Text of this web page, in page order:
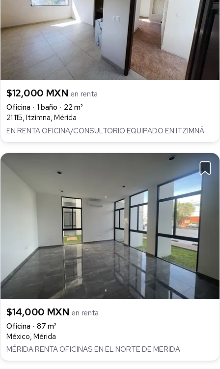
$12,000 MXN en renta
Oficina
1 baño
22 m²
21 115, Itzimna, Mérida
EN RENTA OFICINA/CONSULTORIO EQUIPADO EN ITZIMNÁ
$14,000 MXN en renta
Oficina
87 m²
México, Mérida
MÉRIDA RENTA OFICINAS EN EL NORTE DE MERIDA